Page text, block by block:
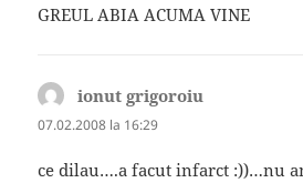
GREUL ABIA ACUMA VINE
ionut grigoroiu
07.02.2008 la 16:29
ce dilau….a facut infarct :))…nu